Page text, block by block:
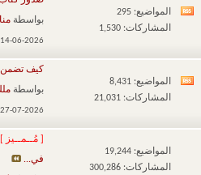
المنتدى
مشاهدة
هذا
المنتدى
المواضيع: 295
المشاركات: 1,530
بواسطة
14-06-2026,
مشاهدة
هذا
المنتدى
المواضيع: 8,431
المشاركات: 21,031
كيف تضمن
بواسطة
27-07-2026,
المواضيع: 19,244
المشاركات: 300,286
[ مُــمــيز ]
في...